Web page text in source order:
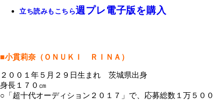
立ち読みもこちら週プレ電子版を購入
■小貫莉奈（ＯＮＵＫＩ ＲＩＮＡ）
２００１年５月２９日生まれ 茨城県出身
身長１７０㎝
○「超十代オーディション２０１７」で、応募総数１万５００